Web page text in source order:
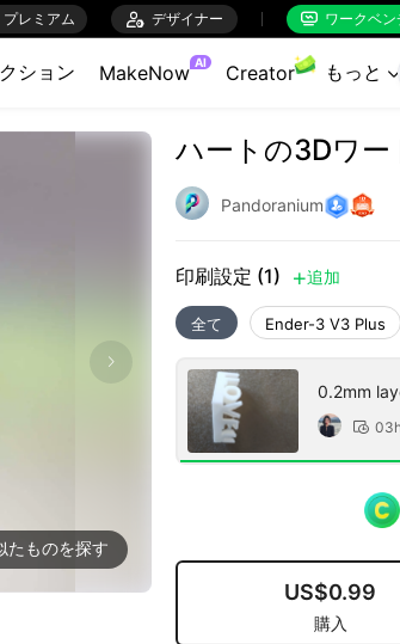
プレミアム  デザイナー  ワークベン
ション MakeNow AI Creator もっと 
たものを探す
ハートの3Dワー
Pandoranium
印刷設定 (1) 追加
全て Ender-3 V3 Plus
0.2mm

US$0.99
購入